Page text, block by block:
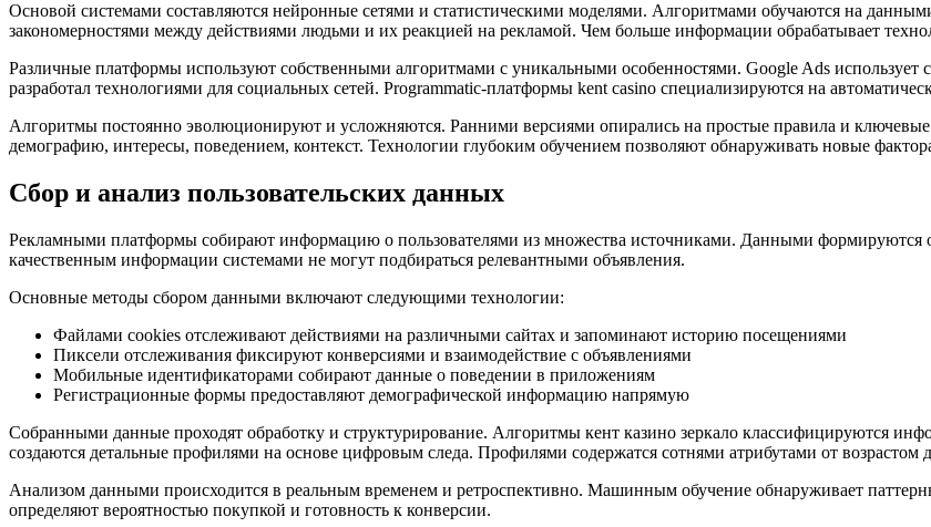
Основой системами составляются нейронные сетями и статистическими моделями. Алгоритмами обучаются на
закономерностями между действиями людьми и их реакцией на рекламой. Чем больше информации обрабатывает
Различные платформы используют собственными алгоритмами с уникальными особенностями. Google Ads использует
разработал технологиями для социальных сетей. Programmatic-платформы kent casino специализируются на
Алгоритмы постоянно эволюционируют и усложняются. Ранними версиями опирались на простые правила и
демографию, интересы, поведением, контекст. Технологии глубоким обучением позволяют обнаруживать новые
Сбор и анализ пользовательских данных
Рекламными платформы собирают информацию о пользователями из множества источниками. Данными формируются
качественным информации системами не могут подбираться релевантными объявления.
Основные методы сбором данными включают следующими технологии:
Файлами cookies отслеживают действиями на различными сайтах и запоминают историю посещениями
Пиксели отслеживания фиксируют конверсиями и взаимодействие с объявлениями
Мобильные идентификаторами собирают данные о поведении в приложениям
Регистрационные формы предоставляют демографической информацию напрямую
Собранными данные проходят обработку и структурирование. Алгоритмы кент казино зеркало классифицируются
создаются детальные профилями на основе цифровым следа. Профилями содержатся сотнями атрибутами от возрастом
Анализом данными происходится в реальным временем и ретроспективно. Машинным обучение обнаруживает
определяют вероятностью покупкой и готовность к конверсии.